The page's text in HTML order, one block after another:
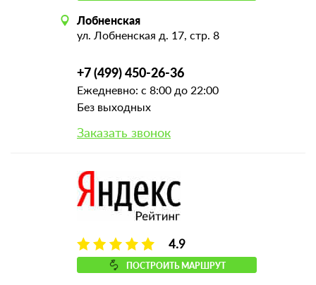
Лобненская
ул. Лобненская д. 17, стр. 8
+7 (499) 450-26-36
Ежедневно: с 8:00 до 22:00
Без выходных
Заказать звонок
4.9
ПОСТРОИТЬ МАРШРУТ